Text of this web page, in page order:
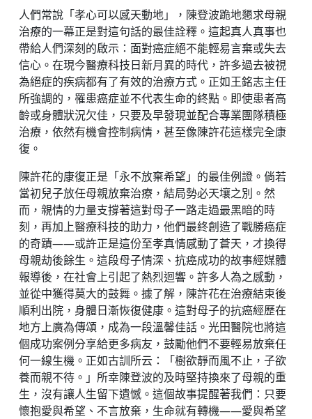
人們常說「孝心可以感天動地」，陳登波跪地懇求母親
治療的一幕正是對這句話的最佳詮釋。這起真人真事也
帶給人們深刻的啟示：面對癌症絕不能輕易言棄或失去
信心。在現今醫療科技日新月異的時代，許多過去被視
為絕症的疾病都有了有效的治療方式。正如王銘志主任
所強調的，罹患癌症並不代表生命的終點。即使患者高
齡或身體狀況欠佳，只要及早發現並配合專業團隊積極
治療，依然有機會控制病情，甚至像陳許花這樣完全康
復。
陳許花的康復正是「永不放棄希望」的最佳例證。倘若
當初兒子放任母親放棄治療，結局勢必天壤之別。然
而，親情的力量支撐著這對母子一路走過最黑暗的時
刻，再加上醫療科技的助力，他們最終創造了戰勝癌症
的奇蹟——或許正是這份至孝真情感動了蒼天，才換得
母親劫後餘生。這段母子情深、抗癌成功的故事經媒體
報導後，在社會上引起了熱烈迴響。許多人為之感動，
並從中獲得莫大的鼓舞。據了解，陳許花在治療結束後
順利出院，身體日漸恢復健康。這對母子的抗癌經歷在
地方上廣為傳頌，成為一段溫馨佳話。光田醫院也將這
個成功案例分享給更多病友，鼓勵他們不要輕易放棄任
何一線生機。正如古訓所云：「樹欲靜而風不止，子欲
養而親不待。」所幸陳登波的及時堅持換來了母親的重
生，沒有讓人生留下遺憾。這個故事提醒著我們：只要
懷抱愛與希望、不言放棄，生命就有轉機——愛與希望